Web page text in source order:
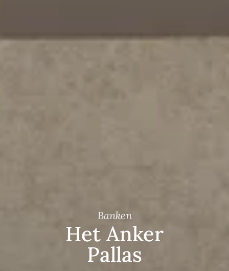
Banken
Het Anker
Pallas